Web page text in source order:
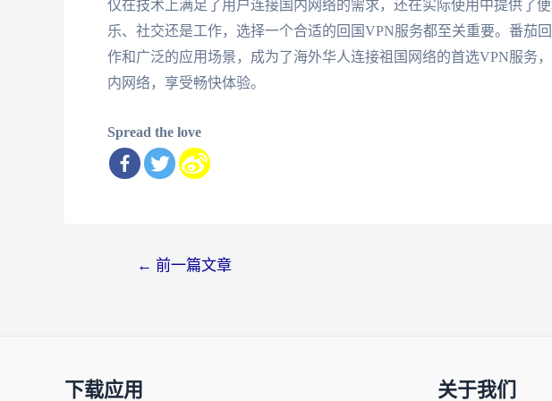
仅在技术上满足了用户连接国内网络的需求，还在实际使用中提供了
乐、社交还是工作，选择一个合适的回国VPN服务都至关重要。番茄
作和广泛的应用场景，成为了海外华人连接祖国网络的首选VPN服务
内网络，享受畅快体验。
Spread the love
← 前一篇文章
下载应用 关于我们